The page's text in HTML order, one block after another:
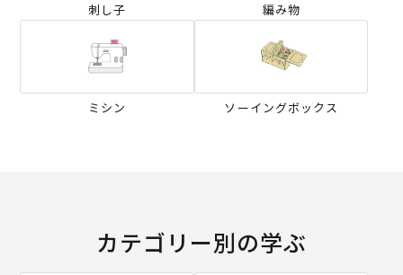
刺し子 編み物
ミシン ソーイングボックス
カテゴリー別の学ぶ